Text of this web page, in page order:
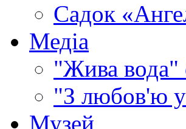
Садок
Медіа
"Жива вода"
"З любов'ю у
Музей